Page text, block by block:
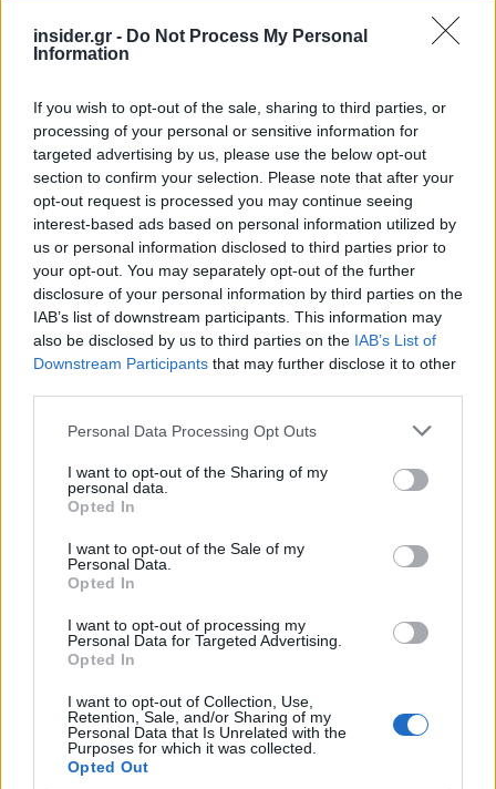
insider.gr - Do Not Process My Personal
Information
If you wish to opt-out of the sale, sharing to third parties, or
processing of your personal or sensitive information for
targeted advertising by us, please use the below opt-out
section to confirm your selection. Please note that after your
opt-out request is processed you may continue seeing
interest-based ads based on personal information utilized by
us or personal information disclosed to third parties prior to
your opt-out. You may separately opt-out of the further
disclosure of your personal information by third parties on the
IAB’s list of downstream participants. This information may
also be disclosed by us to third parties on the IAB’s List of
Downstream Participants that may further disclose it to other
Please note that this website/app uses one or more Google
not limited to your visit or usage behaviour. You may click to
grant or deny consent to Google and its third-party tags to
use your data for below specified purposes in below Google
consent section.
Personal Data Processing Opt Outs
I want to opt-out of the Sharing of my
personal data.
Opted In
I want to opt-out of the Sale of my
Personal Data.
Opted In
I want to opt-out of processing my
Personal Data for Targeted Advertising.
Opted In
I want to opt-out of Collection, Use,
Retention, Sale, and/or Sharing of my
Personal Data that Is Unrelated with the
Purposes for which it was collected.
Opted Out
Πηγή: ΑΠΕ-ΜΠΕ